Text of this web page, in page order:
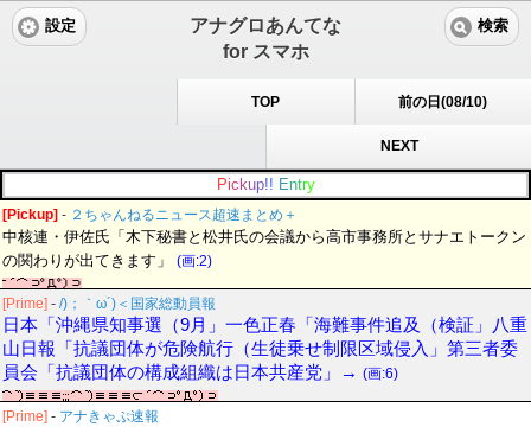
アナグロあんてな
for スマホ
設定 検索
TOP 前の日(08/10)
NEXT
Pic kup!! Entry
[Pickup] - ２ちゃんねるニュース超速まとめ＋
中核連・伊佐氏「木下秘書と松井氏の会議から高市事務所とサナエトークン
の関わりが出てきます」
(画:2)
[Prime] - /)；｀ω´)＜国家総動員報
日本「沖縄県知事選（9月」一色正春「海難事件追及（検証」八重
山日報「抗議団体が危険航行（生徒乗せ制限区域侵入」第三者委
員会「抗議団体の構成組織は日本共産党」→ (画:6)
[Prime] - アナきゃぷ速報